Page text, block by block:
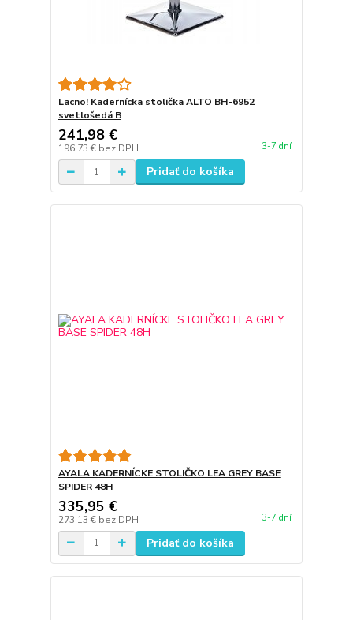
Lacno! Kadernícka stolička ALTO BH-6952
svetlošedá B
241,98 €
196,73 € bez DPH 3-7 dní
Pridať do košíka
AYALA KADERNÍCKE STOLIČKO LEA GREY BASE
SPIDER 48H
335,95 €
273,13 € bez DPH 3-7 dní
Pridať do košíka